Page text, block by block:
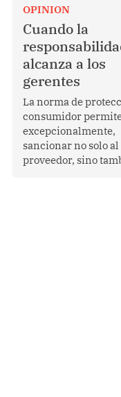
Más allá de su
religiosa, esta gira
representa una
para reafirmar el
diálogo, fortalecer los
vínculos entre los
proyectar una
cooperación en una
que enfrenta
materia de
cohesión social y
gobernabilidad.
OPINION
Cuando la
alcanza a los
gerentes
La norma de
consumidor
excepcionalmente,
sancionar no solo al
proveedor, sino